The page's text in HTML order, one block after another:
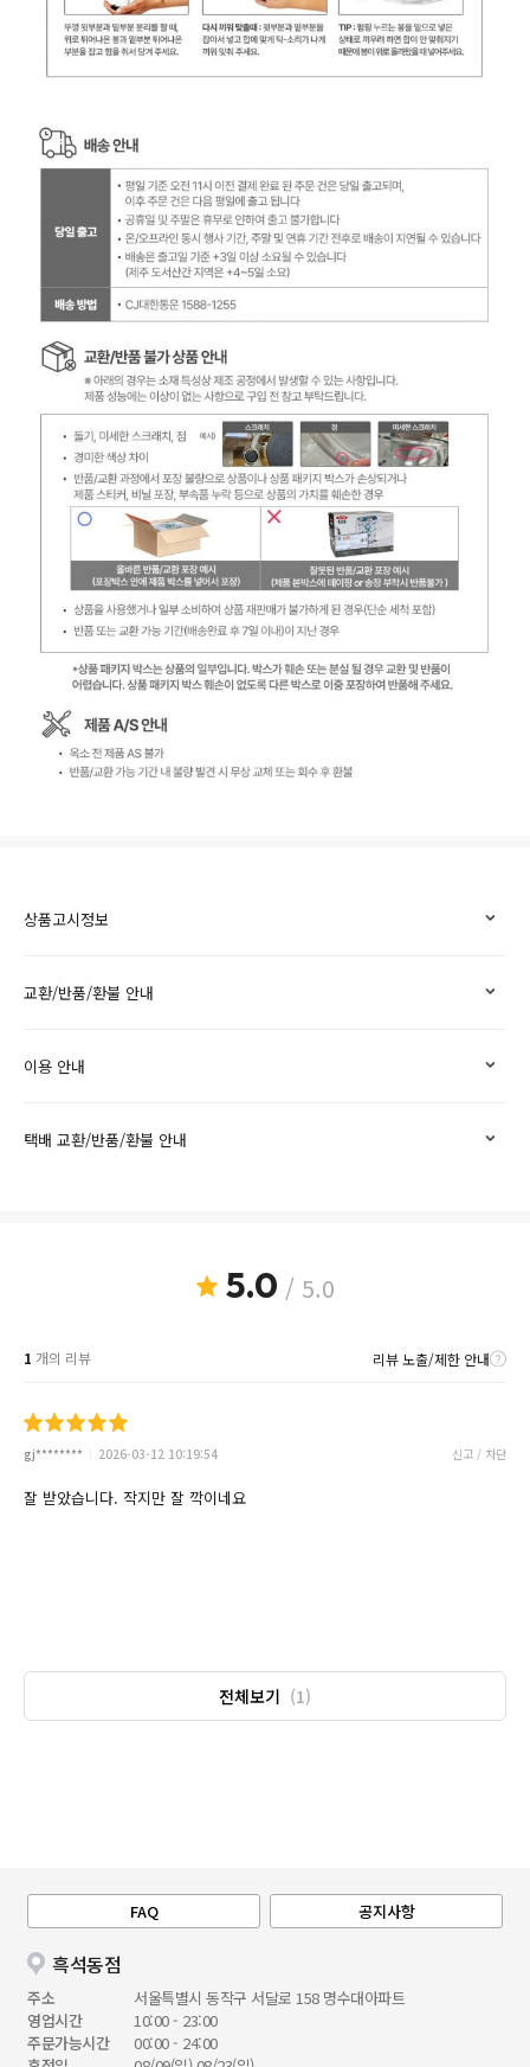
상품고시정보
교환/반품/환불 안내
이용 안내
택배 교환/반품/환불 안내
5.0 / 5.0
1 개의 리뷰 리뷰 노출/제한 안내
gj******** 2026-03-12 10:19:54 신고 / 차단
잘 받았습니다. 작지만 잘 깍이네요
전체보기 (1)
FAQ 공지사항
흑석동점
주소
서울특별시 동작구 서달로 158 명수대아파트
영업시간
10:00 - 23:00
주문가능시간
00:00 - 24:00